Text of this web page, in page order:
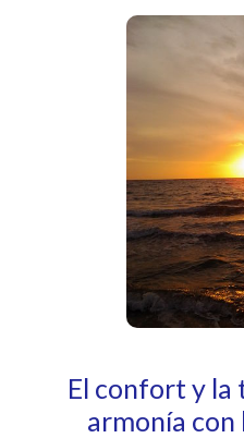
El confort y la
armonía con